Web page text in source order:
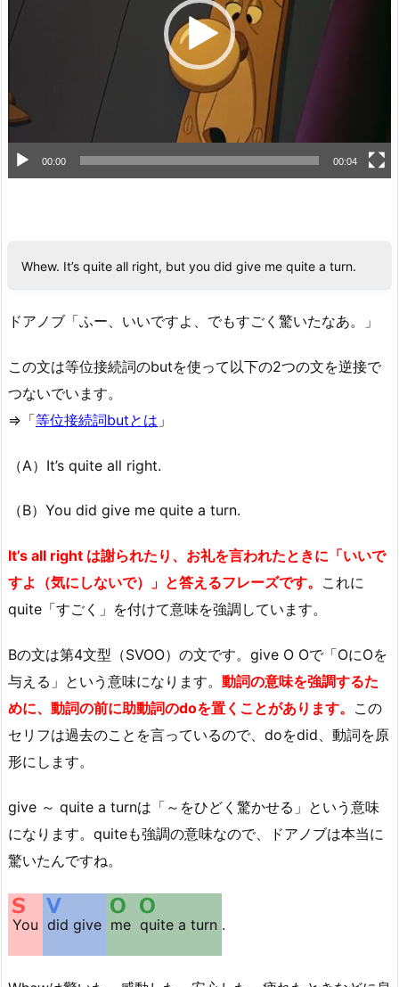
ー
ヤ
00:00 00:04
Whew. It’s quite all right, but you did give me quite a turn.
ドアノブ「ふー、いいですよ、でもすごく驚いたなあ。」
この文は等位接続詞のbutを使って以下の2つの文を逆接で
つないでいます。
⇒「等位接続詞butとは 」
（A）It’s quite all right.
（B）You did give me quite a turn.
It’s all right は謝られたり、お礼を言われたときに「いいで
すよ（気にしないで）」と答えるフレーズです。 これに
quite「すごく」を付けて意味を強調しています。
Bの文は第4文型（SVOO）の文です。give O Oで「OにOを
与える」という意味になります。 動詞の意味を強調するた
めに、動詞の前に助動詞のdoを置くことがあります。 この
セリフは過去のことを言っているので、doをdid、動詞を原
形にします。
give ～ quite a turnは「～をひどく驚かせる」という意味
になります。quiteも強調の意味なので、ドアノブは本当に
驚いたんですね。
You did give me quite a turn .